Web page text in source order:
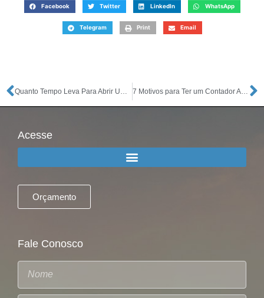
Facebook Twitter LinkedIn WhatsApp
Telegram Print Email
Quanto Tempo Leva Para Abrir Uma Empresa em 2024? 7 Motivos para Ter um Contador Ajudando a Sua Empresa
Acesse
Orçamento
Fale Conosco